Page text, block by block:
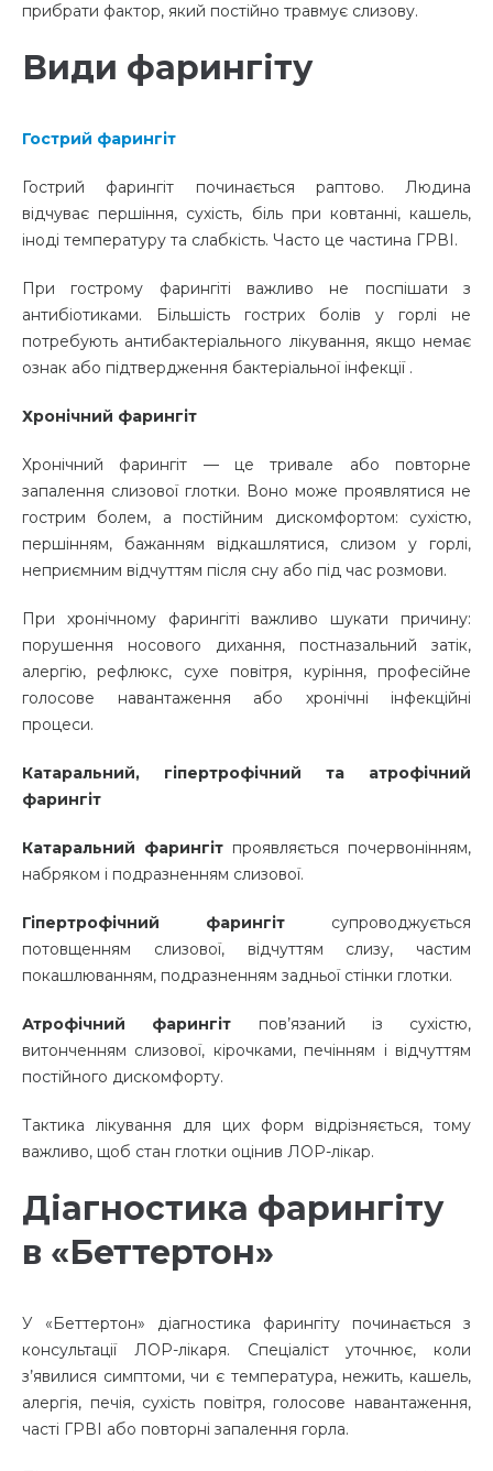
прибрати фактор, який постійно травмує слизову.
Види фарингіту
Гострий фарингіт
Гострий фарингіт починається раптово. Людина
відчуває першіння, сухість, біль при ковтанні, кашель,
іноді температуру та слабкість. Часто це частина ГРВІ.
При гострому фарингіті важливо не поспішати з
антибіотиками. Більшість гострих болів у горлі не
потребують антибактеріального лікування, якщо немає
ознак або підтвердження бактеріальної інфекції .
Хронічний фарингіт
Хронічний фарингіт — це тривале або повторне
запалення слизової глотки. Воно може проявлятися не
гострим болем, а постійним дискомфортом: сухістю,
першінням, бажанням відкашлятися, слизом у горлі,
неприємним відчуттям після сну або під час розмови.
При хронічному фарингіті важливо шукати причину:
порушення носового дихання, постназальний затік,
алергію, рефлюкс, сухе повітря, куріння, професійне
голосове навантаження або хронічні інфекційні
процеси.
Катаральний, гіпертрофічний та атрофічний
фарингіт
Катаральний фарингіт проявляється почервонінням,
набряком і подразненням слизової.
Гіпертрофічний фарингіт супроводжується
потовщенням слизової, відчуттям слизу, частим
покашлюванням, подразненням задньої стінки глотки.
Атрофічний фарингіт пов’язаний із сухістю,
витонченням слизової, кірочками, печінням і відчуттям
постійного дискомфорту.
Тактика лікування для цих форм відрізняється, тому
важливо, щоб стан глотки оцінив ЛОР-лікар.
Діагностика фарингіту
в «Беттертон»
У «Беттертон» діагностика фарингіту починається з
консультації ЛОР-лікаря. Спеціаліст уточнює, коли
з’явилися симптоми, чи є температура, нежить, кашель,
алергія, печія, сухість повітря, голосове навантаження,
часті ГРВІ або повторні запалення горла.